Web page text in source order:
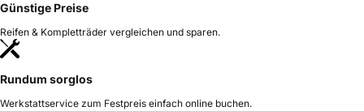
Günstige Preise
Reifen & Kompletträder vergleichen und sparen.
Rundum sorglos
Werkstattservice zum Festpreis einfach online buchen.